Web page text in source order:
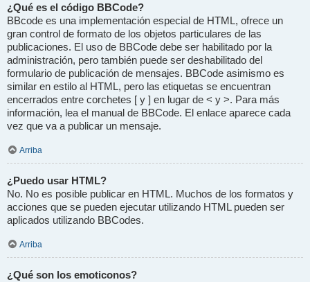
¿Qué es el código BBCode?
BBcode es una implementación especial de HTML, ofrece un
gran control de formato de los objetos particulares de las
publicaciones. El uso de BBCode debe ser habilitado por la
administración, pero también puede ser deshabilitado del
formulario de publicación de mensajes. BBCode asimismo es
similar en estilo al HTML, pero las etiquetas se encuentran
encerrados entre corchetes [ y ] en lugar de < y >. Para más
información, lea el manual de BBCode. El enlace aparece cada
vez que va a publicar un mensaje.
Arriba
¿Puedo usar HTML?
No. No es posible publicar en HTML. Muchos de los formatos y
acciones que se pueden ejecutar utilizando HTML pueden ser
aplicados utilizando BBCodes.
Arriba
¿Qué son los emoticonos?